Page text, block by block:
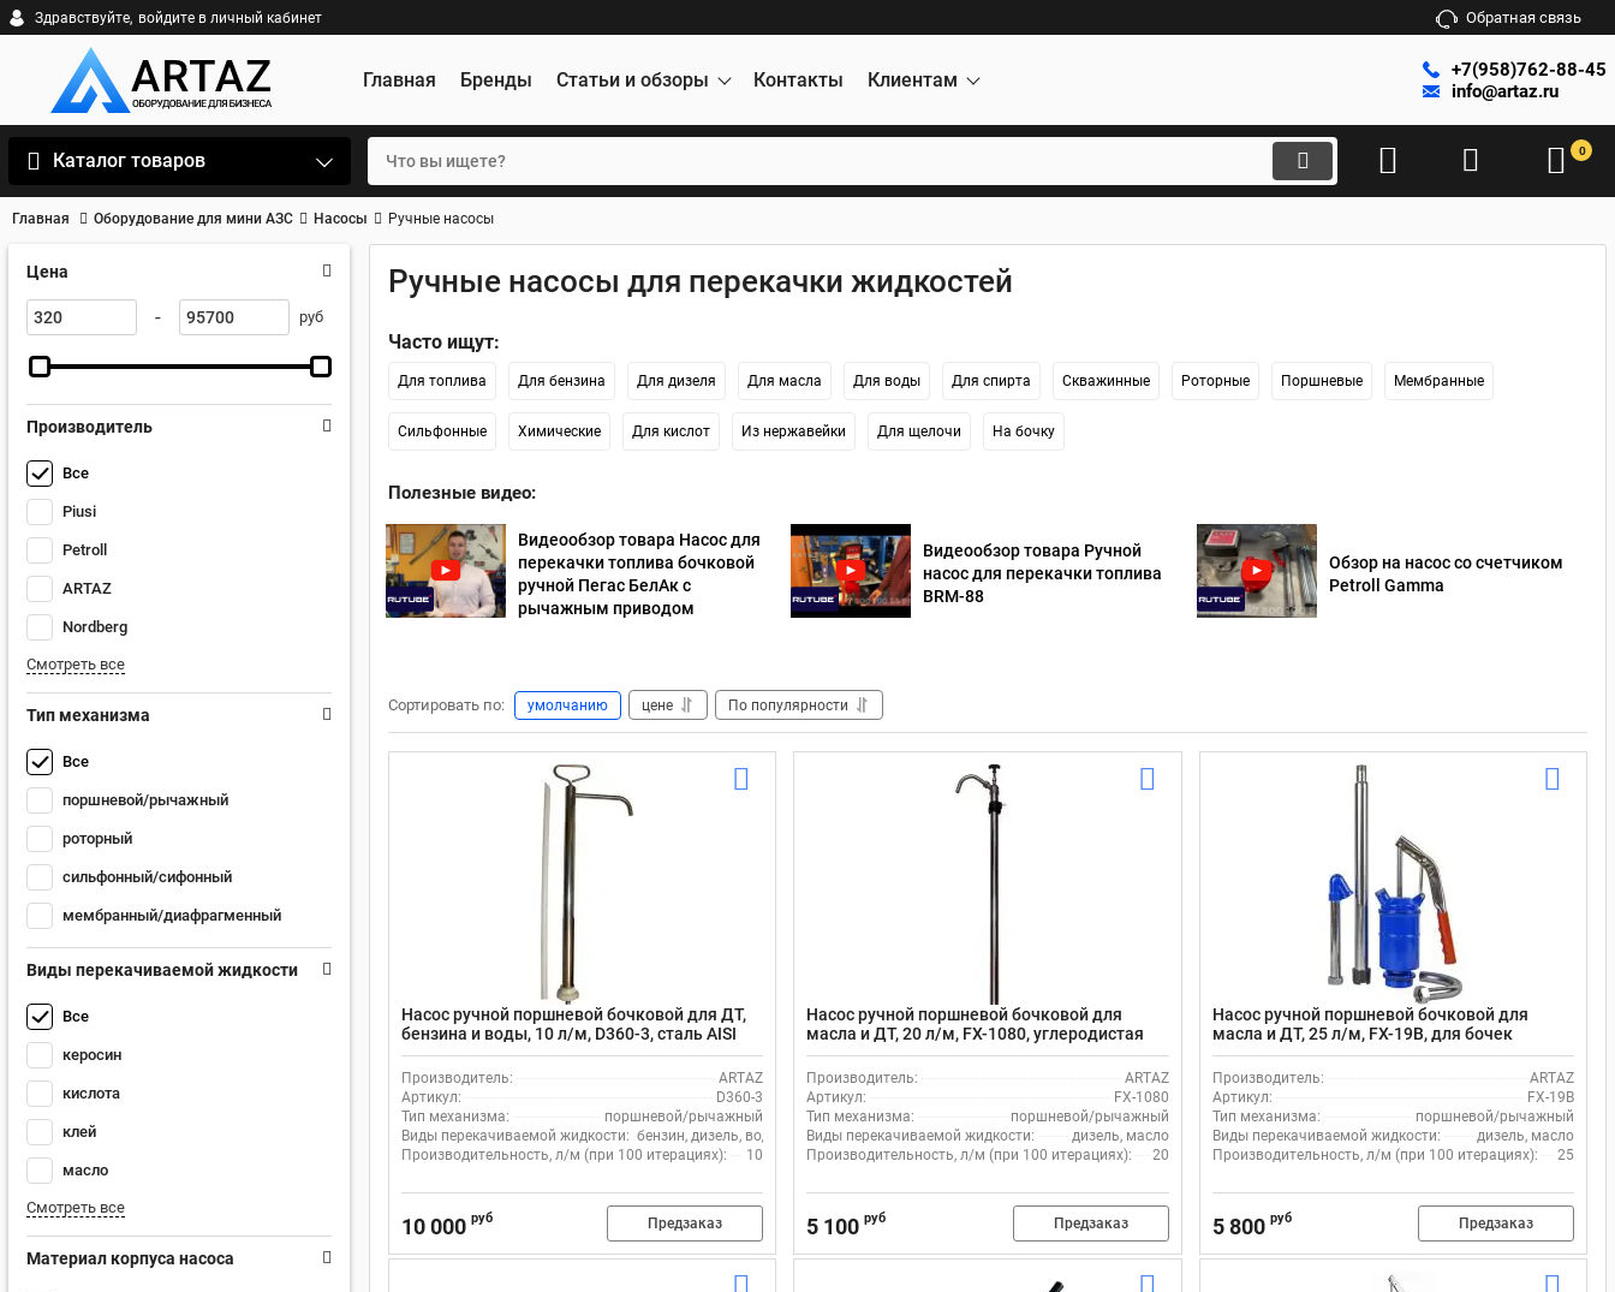
Здравствуйте, войдите в личный кабинет Обратная связь
Главная Бренды Статьи и обзоры Контакты Клиентам
+7(958)762-88-45
info@artaz.ru
Каталог товаров 0
Главная Оборудование для мини АЗС Насосы Ручные насосы
Цена
- руб
Производитель
Все
Piusi
Petroll
ARTAZ
Nordberg
Смотреть все
Тип механизма
Все
поршневой/рычажный
роторный
сильфонный/сифонный
мембранный/диафрагменный
Виды перекачиваемой жидкости
Все
керосин
кислота
клей
масло
Смотреть все
Материал корпуса насоса
Ручные насосы для перекачки жидкостей
Часто ищут:
Для топлива Для бензина Для дизеля Для масла Для воды Для спирта Скважинные Роторные Поршневые Мембранные
Сильфонные Химические Для кислот Из нержавейки Для щелочи На бочку
Полезные видео:
Видеообзор товара Насос для
перекачки топлива бочковой
ручной Пегас БелАк с
рычажным приводом
Видеообзор товара Ручной
насос для перекачки топлива
BRM-88
Обзор на насос со счетчиком
Petroll Gamma
Сортировать по: умолчанию цене По популярности
Насос ручной поршневой бочковой для ДТ,
бензина и воды, 10 л/м, D360-3, сталь AISI
304/витон/полипропилен
Производитель:
ARTAZ
Артикул:
D360-3
Тип механизма:
поршневой/рычажный
Виды перекачиваемой жидкости: бензин, дизель, вода
Производительность, л/м (при 100 итерациях):
10
10 000 руб Предзаказ
Насос ручной поршневой бочковой для
масла и ДТ, 20 л/м, FX-1080, углеродистая
сталь и NBR
Производитель:
ARTAZ
Артикул:
FX-1080
Тип механизма:
поршневой/рычажный
Виды перекачиваемой жидкости:
дизель, масло
Производительность, л/м (при 100 итерациях):
20
5 100 руб Предзаказ
Насос ручной поршневой бочковой для
масла и ДТ, 25 л/м, FX-19B, для бочек
объемом от 50 до 205
Производитель:
ARTAZ
Артикул:
FX-19B
Тип механизма:
поршневой/рычажный
Виды перекачиваемой жидкости:
дизель, масло
Производительность, л/м (при 100 итерациях):
25
5 800 руб Предзаказ